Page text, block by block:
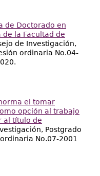
de Doctorado en
la Facultad de
de Investigación,
ordinaria No.04-
el tomar
opción al trabajo
al título de
Postgrado
No.07-2001